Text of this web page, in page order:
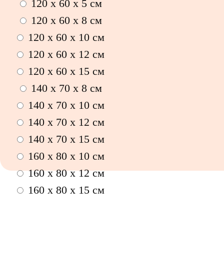
120 x 60 x 5 см
120 x 60 x 8 см
120 x 60 x 10 см
120 x 60 x 12 см
120 x 60 x 15 см
140 x 70 x 8 см
140 x 70 x 10 см
140 x 70 x 12 см
140 x 70 x 15 см
160 x 80 x 10 см
160 x 80 x 12 см
160 x 80 x 15 см